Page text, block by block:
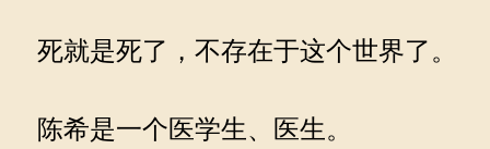
死就是死了，不存在于这个世界了。
陈希是一个医学生、医生。